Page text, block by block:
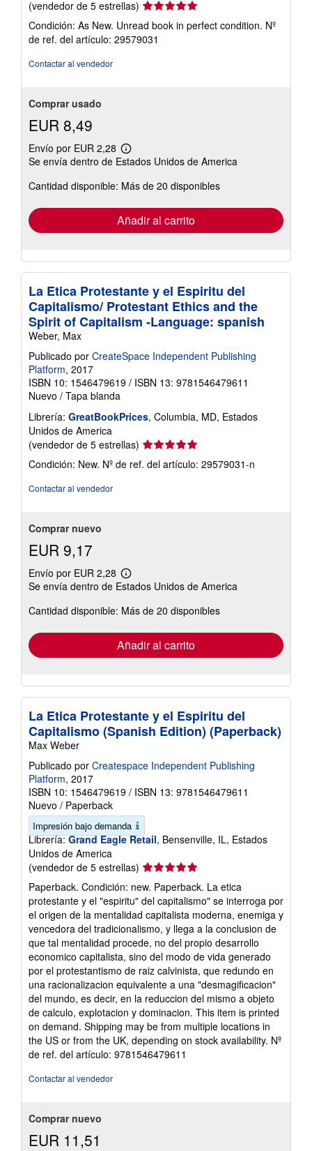
(vendedor de 5 estrellas) Calificación
del
vendedor:
5
Condición: As New. Unread book in perfect condition. Nº
de ref. del artículo: 29579031
Contactar al vendedor
Comprar usado
EUR 8,49
Envío por EUR 2,28
Más
información
las
envío
Se envía dentro de Estados Unidos de America
Cantidad disponible: Más de 20 disponibles
Añadir al carrito
La Etica Protestante y el Espiritu del
Capitalismo/ Protestant Ethics and the
Spirit of Capitalism -Language: spanish
Weber, Max
Publicado por CreateSpace Independent Publishing
Platform, 2017
ISBN 10: 1546479619 / ISBN 13: 9781546479611
Nuevo / Tapa blanda
Librería: GreatBookPrices, Columbia, MD, Estados
Unidos de America
(vendedor de 5 estrellas) Calificación
del
vendedor:
Condición: New. Nº de ref. del artículo: 29579031-n
Contactar al vendedor
Comprar nuevo
EUR 9,17
Envío por EUR 2,28
Más
información
las
envío
Se envía dentro de Estados Unidos de America
Cantidad disponible: Más de 20 disponibles
Añadir al carrito
La Etica Protestante y el Espiritu del
Capitalismo (Spanish Edition) (Paperback)
Max Weber
Publicado por Createspace Independent Publishing
Platform, 2017
ISBN 10: 1546479619 / ISBN 13: 9781546479611
Nuevo / Paperback
Impresión bajo demanda
Librería: Grand Eagle Retail, Bensenville, IL, Estados
Unidos de America
(vendedor de 5 estrellas) Calificación
vendedor:
5
de
5
estrellas
Paperback. Condición: new. Paperback. La etica
protestante y el "espiritu" del capitalismo" se interroga por
el origen de la mentalidad capitalista moderna, enemiga y
vencedora del tradicionalismo, y llega a la conclusion de
que tal mentalidad procede, no del propio desarrollo
economico capitalista, sino del modo de vida generado
por el protestantismo de raiz calvinista, que redundo en
una racionalizacion equivalente a una "desmagificacion"
del mundo, es decir, en la reduccion del mismo a objeto
de calculo, explotacion y dominacion. This item is printed
on demand. Shipping may be from multiple locations in
the US or from the UK, depending on stock availability. Nº
de ref. del artículo: 9781546479611
Contactar al vendedor
Comprar nuevo
EUR 11,51